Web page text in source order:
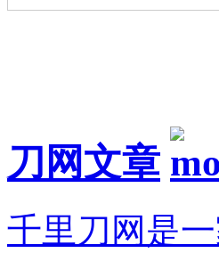
刀网文章
千里刀网是